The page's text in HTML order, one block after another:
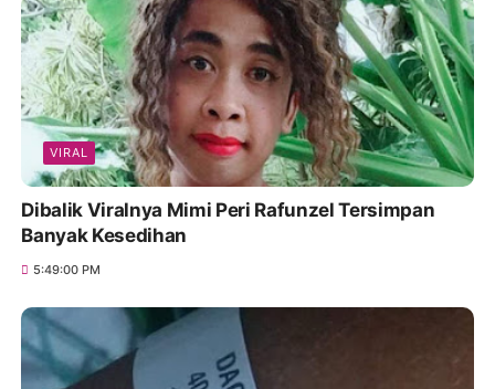
VIRAL
Dibalik Viralnya Mimi Peri Rafunzel Tersimpan
Banyak Kesedihan
5:49:00 PM